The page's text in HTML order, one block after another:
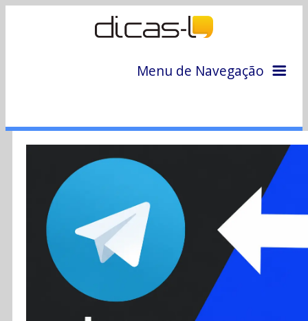
Menu de Navegação
Colunas
Colaboradores